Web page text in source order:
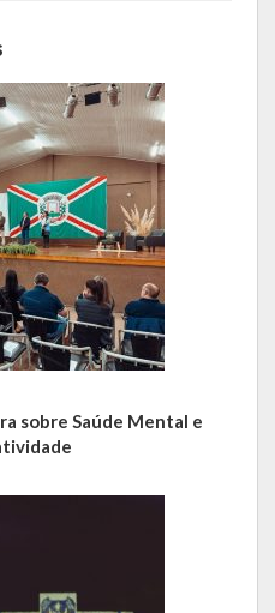
sobre Saúde Mental e